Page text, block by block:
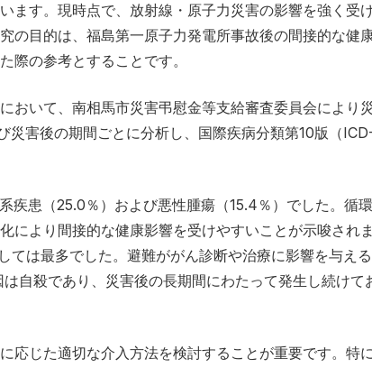
ます。現時点で、放射線・原子力災害の影響を強く受
の目的は、福島第一原子力発電所事故後の間接的な健
際の参考とすることです。
おいて、南相馬市災害弔慰金等支給審査委員会により
害後の期間ごとに分析し、国際疾病分類第10版（
疾患（25.0％）および悪性腫瘍（15.4％）でした。循
により間接的な健康影響を受けやすいことが示唆され
は最多でした。避難ががん診断や治療に影響を与え
自殺であり、災害後の長期間にわたって発生し続けて
じた適切な介入方法を検討することが重要です。特に